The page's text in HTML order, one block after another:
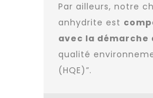
Par ailleurs, notre
anhydrite est
avec la démarche
qualité
(HQE)”.